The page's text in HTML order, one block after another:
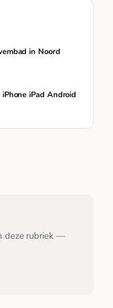
in Noord
iPad Android
deze rubriek —